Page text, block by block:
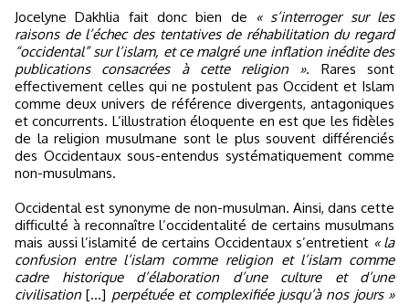
Jocelyne Dakhlia fait donc bien de
« s’interroger sur les
raisons de l’échec des tentatives de réhabilitation du regard
“occidental” sur l’islam, et ce malgré une inflation inédite des
publications consacrées à cette religion ». Rares sont
effectivement celles qui ne postulent pas Occident et Islam
comme deux univers de référence divergents, antagoniques
et concurrents. L’illustration éloquente en est que les fidèles
de la religion musulmane sont le plus souvent différenciés
des Occidentaux sous-entendus systématiquement comme
non-musulmans.
Occidental est synonyme de non-musulman. Ainsi, dans cette
difficulté à reconnaître l’occidentalité de certains musulmans
mais aussi l’islamité de certains Occidentaux s’entretient « la
confusion entre l’islam comme religion et l’islam comme
cadre historique d’élaboration d’une culture et d’une
civilisation[…] perpétuée et complexifiée jusqu’à nos jours »